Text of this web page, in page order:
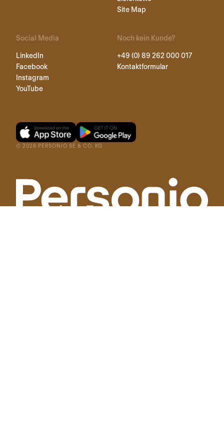
Site Map
Social Media
LinkedIn
Facebook
Instagram
YouTube
Noch kein Kunde?
+49 (0) 89 262 000 017
Kontaktformular
© 2026 PERSONIO SE & CO. KG